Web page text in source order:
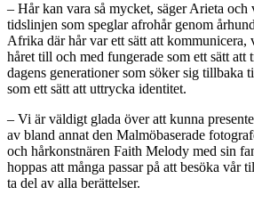
– Hår kan vara så mycket, säger Arieta och
tidslinjen som speglar afrohår genom
Afrika där hår var ett sätt att kommunicera,
håret till och med fungerade som ett sätt att
dagens generationer som söker sig tillbaka
som ett sätt att uttrycka identitet.
– Vi är väldigt glada över att kunna
av bland annat den Malmöbaserade
och hårkonstnären Faith Melody med sin
hoppas att många passar på att besöka vår
ta del av alla berättelser.